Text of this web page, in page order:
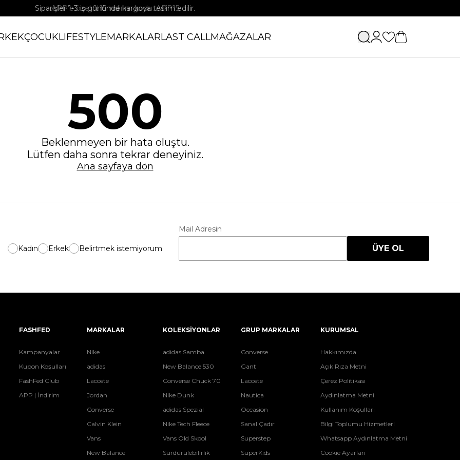
Siparişler 1-3 iş gününde kargoya teslim edilir.
APP'e özel %15 indirim kodu: APP15
ÇOCUKLIFESTYLEMARKALARLAST CALLMAĞAZALAR
500
Beklenmeyen bir hata oluştu.
Lütfen daha sonra tekrar deneyiniz.
Ana sayfaya dön
Kadın Erkek Belirtmek istemiyorum
Mail Adresin
ÜYE OL
FASHFED
Kampanyalar
Kupon Koşulları
FashFed Club
APP | İndirim
MARKALAR
Nike
adidas
Lacoste
Jordan
Converse
Calvin Klein
Vans
New Balance
KOLEKSİYONLAR
adidas Samba
New Balance 530
Converse Chuck 70
Nike Dunk
adidas Spezial
Nike Tech Fleece
Vans Old Skool
Sürdürülebilirlik
GRUP MARKALAR
Converse
Gant
Lacoste
Nautica
Occasion
Sanal Çadır
Superstep
SuperKids
KURUMSAL
Hakkımızda
Açık Rıza Metni
Çerez Politikası
Aydınlatma Metni
Kullanım Koşulları
Bilgi Toplumu Hizmetleri
Whatsapp Aydınlatma Metni
Cookie Ayarları